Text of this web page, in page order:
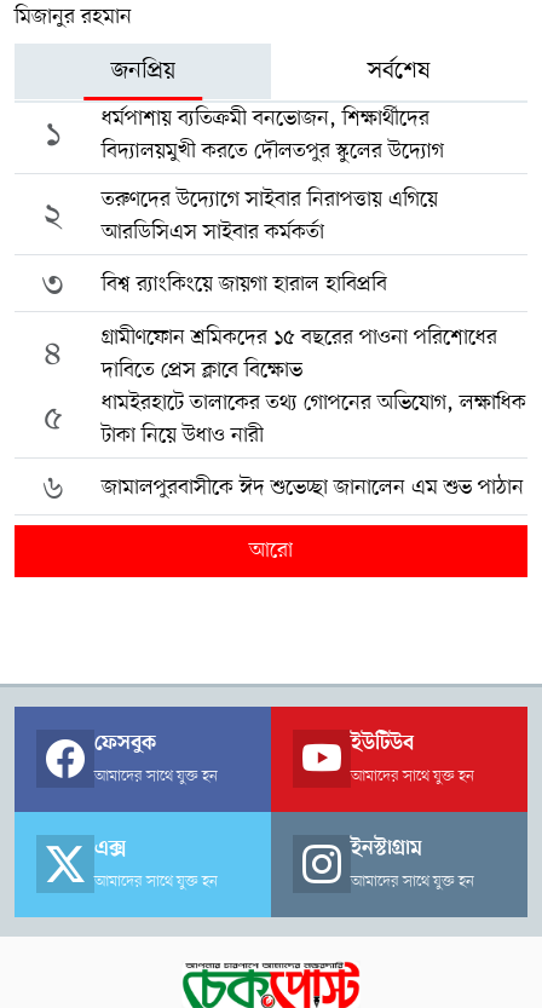
মিজানুর রহমান
জনপ্রিয় সর্বশেষ
১
ধর্মপাশায় ব্যতিক্রমী বনভোজন, শিক্ষার্থীদের
বিদ্যালয়মুখী করতে দৌলতপুর স্কুলের উদ্যোগ
২
তরুণদের উদ্যোগে সাইবার নিরাপত্তায় এগিয়ে
আরডিসিএস সাইবার কর্মকর্তা
৩ বিশ্ব র‍্যাংকিংয়ে জায়গা হারাল হাবিপ্রবি
৪
গ্রামীণফোন শ্রমিকদের ১৫ বছরের পাওনা পরিশোধের
দাবিতে প্রেস ক্লাবে বিক্ষোভ
৫
ধামইরহাটে তালাকের তথ্য গোপনের অভিযোগ, লক্ষাধিক
টাকা নিয়ে উধাও নারী
৬ জামালপুরবাসীকে ঈদ শুভেচ্ছা জানালেন এম শুভ পাঠান
আরো
ফেসবুক
আমাদের সাথে যুক্ত হন
ইউটিউব
আমাদের সাথে যুক্ত হন
এক্স
আমাদের সাথে যুক্ত হন
ইনস্টাগ্রাম
আমাদের সাথে যুক্ত হন